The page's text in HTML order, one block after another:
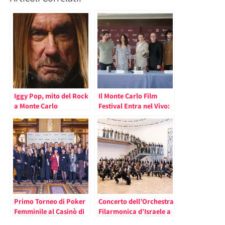
Iggy Pop, mito del Rock
a Monte Carlo
Il Monte Carlo Film
Festival Entra nel Vivo:
dedicata all’icona del
Cinema Monica Vitti”
Primo Torneo di Poker
Femminile al Casinò di
Concerto dell’Orchestra
Filarmonica d’Israele a